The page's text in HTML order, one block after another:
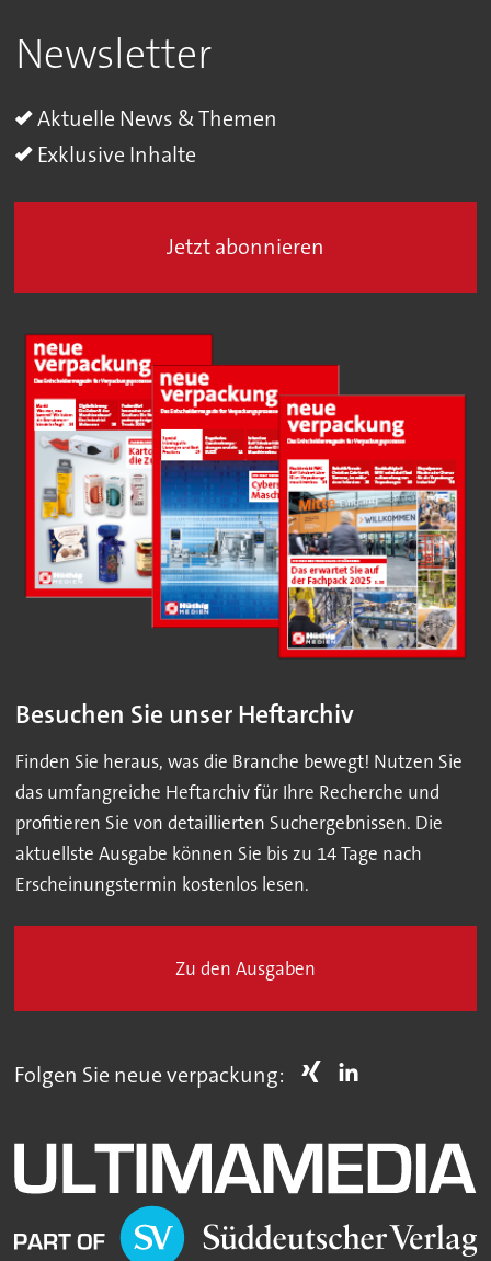
Newsletter
Aktuelle News & Themen
Exklusive Inhalte
Jetzt abonnieren
Besuchen Sie unser Heftarchiv
Finden Sie heraus, was die Branche bewegt! Nutzen Sie
das umfangreiche Heftarchiv für Ihre Recherche und
profitieren Sie von detaillierten Suchergebnissen. Die
aktuellste Ausgabe können Sie bis zu 14 Tage nach
Erscheinungstermin kostenlos lesen.
Zu den Ausgaben
Folgen Sie neue verpackung: